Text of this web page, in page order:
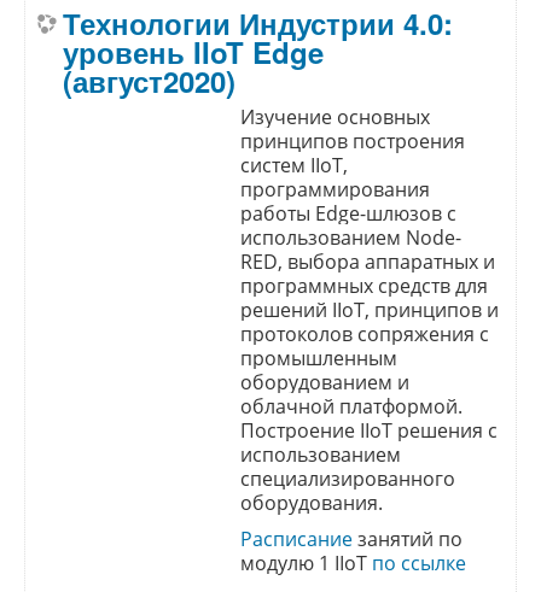
Технологии Индустрии 4.0:
уровень IIoT Edge
(август2020)
Изучение основных
принципов построения
систем IIoT,
программирования
работы Edge-шлюзов с
использованием Node-
RED, выбора аппаратных и
программных средств для
решений IIoT, принципов и
протоколов сопряжения с
промышленным
оборудованием и
облачной платформой.
Построение IIoT решения с
использованием
специализированного
оборудования.
Расписание занятий по
модулю 1 IIoT по ссылке